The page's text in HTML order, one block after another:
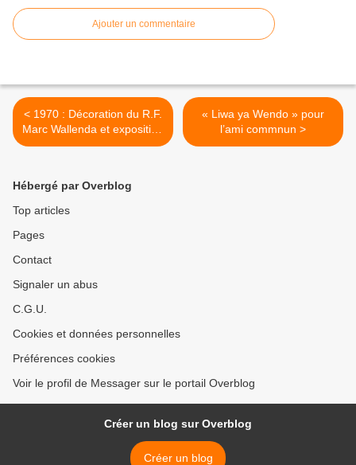
Ajouter un commentaire
< 1970 : Décoration du R.F.
Marc Wallenda et exposition
des toiles de Mme Léonard
« Liwa ya Wendo » pour
l’ami commnun >
Hébergé par Overblog
Top articles
Pages
Contact
Signaler un abus
C.G.U.
Cookies et données personnelles
Préférences cookies
Voir le profil de Messager sur le portail Overblog
Créer un blog sur Overblog
Créer un blog